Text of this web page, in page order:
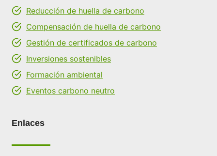
Reducción de huella de carbono
Compensación de huella de carbono
Gestión de certificados de carbono
Inversiones sostenibles
Formación ambiental
Eventos carbono neutro
Enlaces